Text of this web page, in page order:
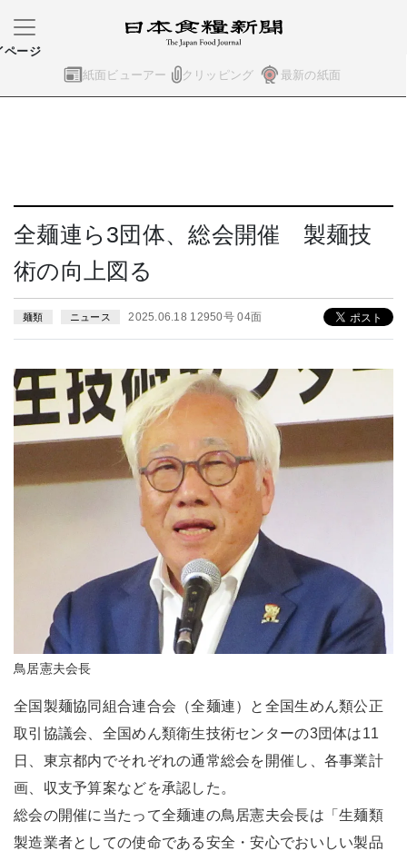
紙面ビューアー クリッピング 最新の紙面
ページ
全麺連ら3団体、総会開催 製麺技
術の向上図る
麺類 ニュース 2025.06.18 12950号 04面
鳥居憲夫会長
全国製麺協同組合連合会（全麺連）と全国生めん類公正
取引協議会、全国めん類衛生技術センターの3団体は11
日、東京都内でそれぞれの通常総会を開催し、各事業計
画、収支予算案などを承認した。
総会の開催に当たって全麺連の鳥居憲夫会長は「生麺類
製造業者としての使命である安全・安心でおいしい製品